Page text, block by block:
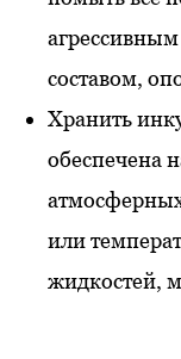
составом,
Хранить
обеспечена
или
жидкостей,